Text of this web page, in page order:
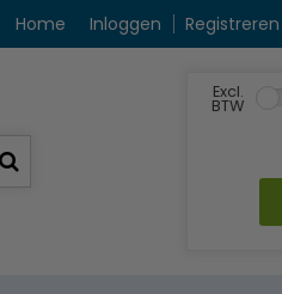
Home Inloggen Registreren
Excl.
BTW